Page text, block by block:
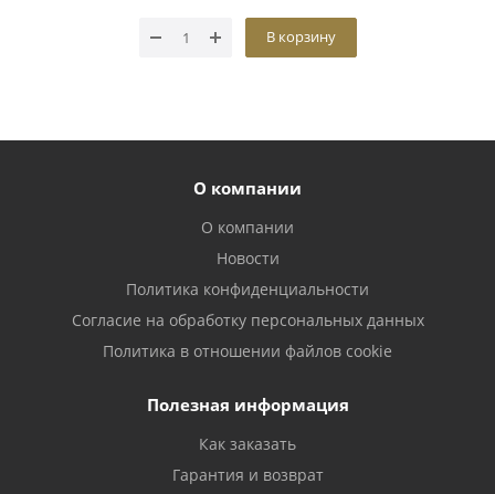
В корзину
О компании
О компании
Новости
Политика конфиденциальности
Согласие на обработку персональных данных
Политика в отношении файлов cookie
Полезная информация
Как заказать
Гарантия и возврат